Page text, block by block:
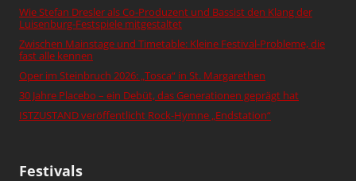
Wie Stefan Dresler als Co-Produzent und Bassist den Klang der
Luisenburg-Festspiele mitgestaltet
Zwischen Mainstage und Timetable: Kleine Festival-Probleme, die
fast alle kennen
Oper im Steinbruch 2026: „Tosca“ in St. Margarethen
30 Jahre Placebo – ein Debüt, das Generationen geprägt hat
ISTZUSTAND veröffentlicht Rock-Hymne „Endstation“
Festivals